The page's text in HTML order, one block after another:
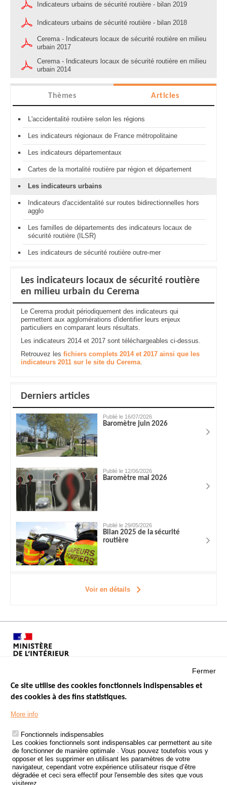
Indicateurs urbains de sécurité routière - bilan 2019
Indicateurs urbains de sécurité routière - bilan 2018
Cerema - Indicateurs locaux de sécurité routière en milieu
urbain 2017
Cerema - Indicateurs locaux de sécurité routière en milieu
urbain 2014
Thèmes Articles
L'accidentalité routière selon les régions
Les indicateurs régionaux de France métropolitaine
Les indicateurs départementaux
Cartes de la mortalité routière par région et département
Les indicateurs urbains
Indicateurs d'accidentalité sur routes bidirectionnelles hors
agglo
Les familles de départements des indicateurs locaux de
sécurité routière (ILSR)
Les indicateurs de sécurité routière outre-mer
Les indicateurs locaux de sécurité routière
en milieu urbain du Cerema
Le Cerema produit périodiquement des indicateurs qui
permettent aux agglomérations d'identifier leurs enjeux
particuliers en comparant leurs résultats.
Les indicateurs 2014 et 2017 sont téléchargeables ci-dessus.
Retrouvez les fichiers complets 2014 et 2017 ainsi que les
indicateurs 2011 sur le site du Cerema.
Derniers articles
Publié le 16/07/2026
Baromètre juin 2026
Publié le 12/06/2026
Baromètre mai 2026
Publié le 29/05/2026
Bilan 2025 de la sécurité
routière
Voir en détails
Menu
Footer
LES SITES PUBLICS
ÉTAT DE L’INSÉCURITÉ ROUTIÈRE
TRAITEMENT DES DONNÉES PERSONNELLES DES ACCIDENTS DE
LA ROUTE
ETUDES ET RECHERCHES
Fermer
Ce site utilise des cookies fonctionnels indispensables et
des cookies à des fins statistiques.
More info
Fonctionnels indispensables
Les cookies fonctionnels sont indispensables car permettent au site
de fonctionner de manière optimale . Vous pouvez toutefois vous y
opposer et les supprimer en utilisant les paramètres de votre
navigateur, cependant votre expérience utilisateur risque d’être
dégradée et ceci sera effectif pour l'ensemble des sites que vous
visiterez.